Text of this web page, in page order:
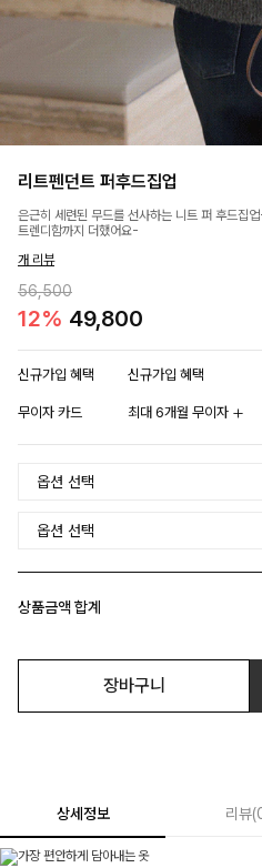
리트펜던트 퍼후드집업
은근히 세련된 무드를 선사하는 니트 퍼 후드집
트렌디함까지 더했어요-
개 리뷰
56,500
12% 49,800
신규가입 혜택 신규가입 혜택
무이자 카드 최대 6개월 무이자
상품금액 합계
장바구니
상세정보 리뷰(